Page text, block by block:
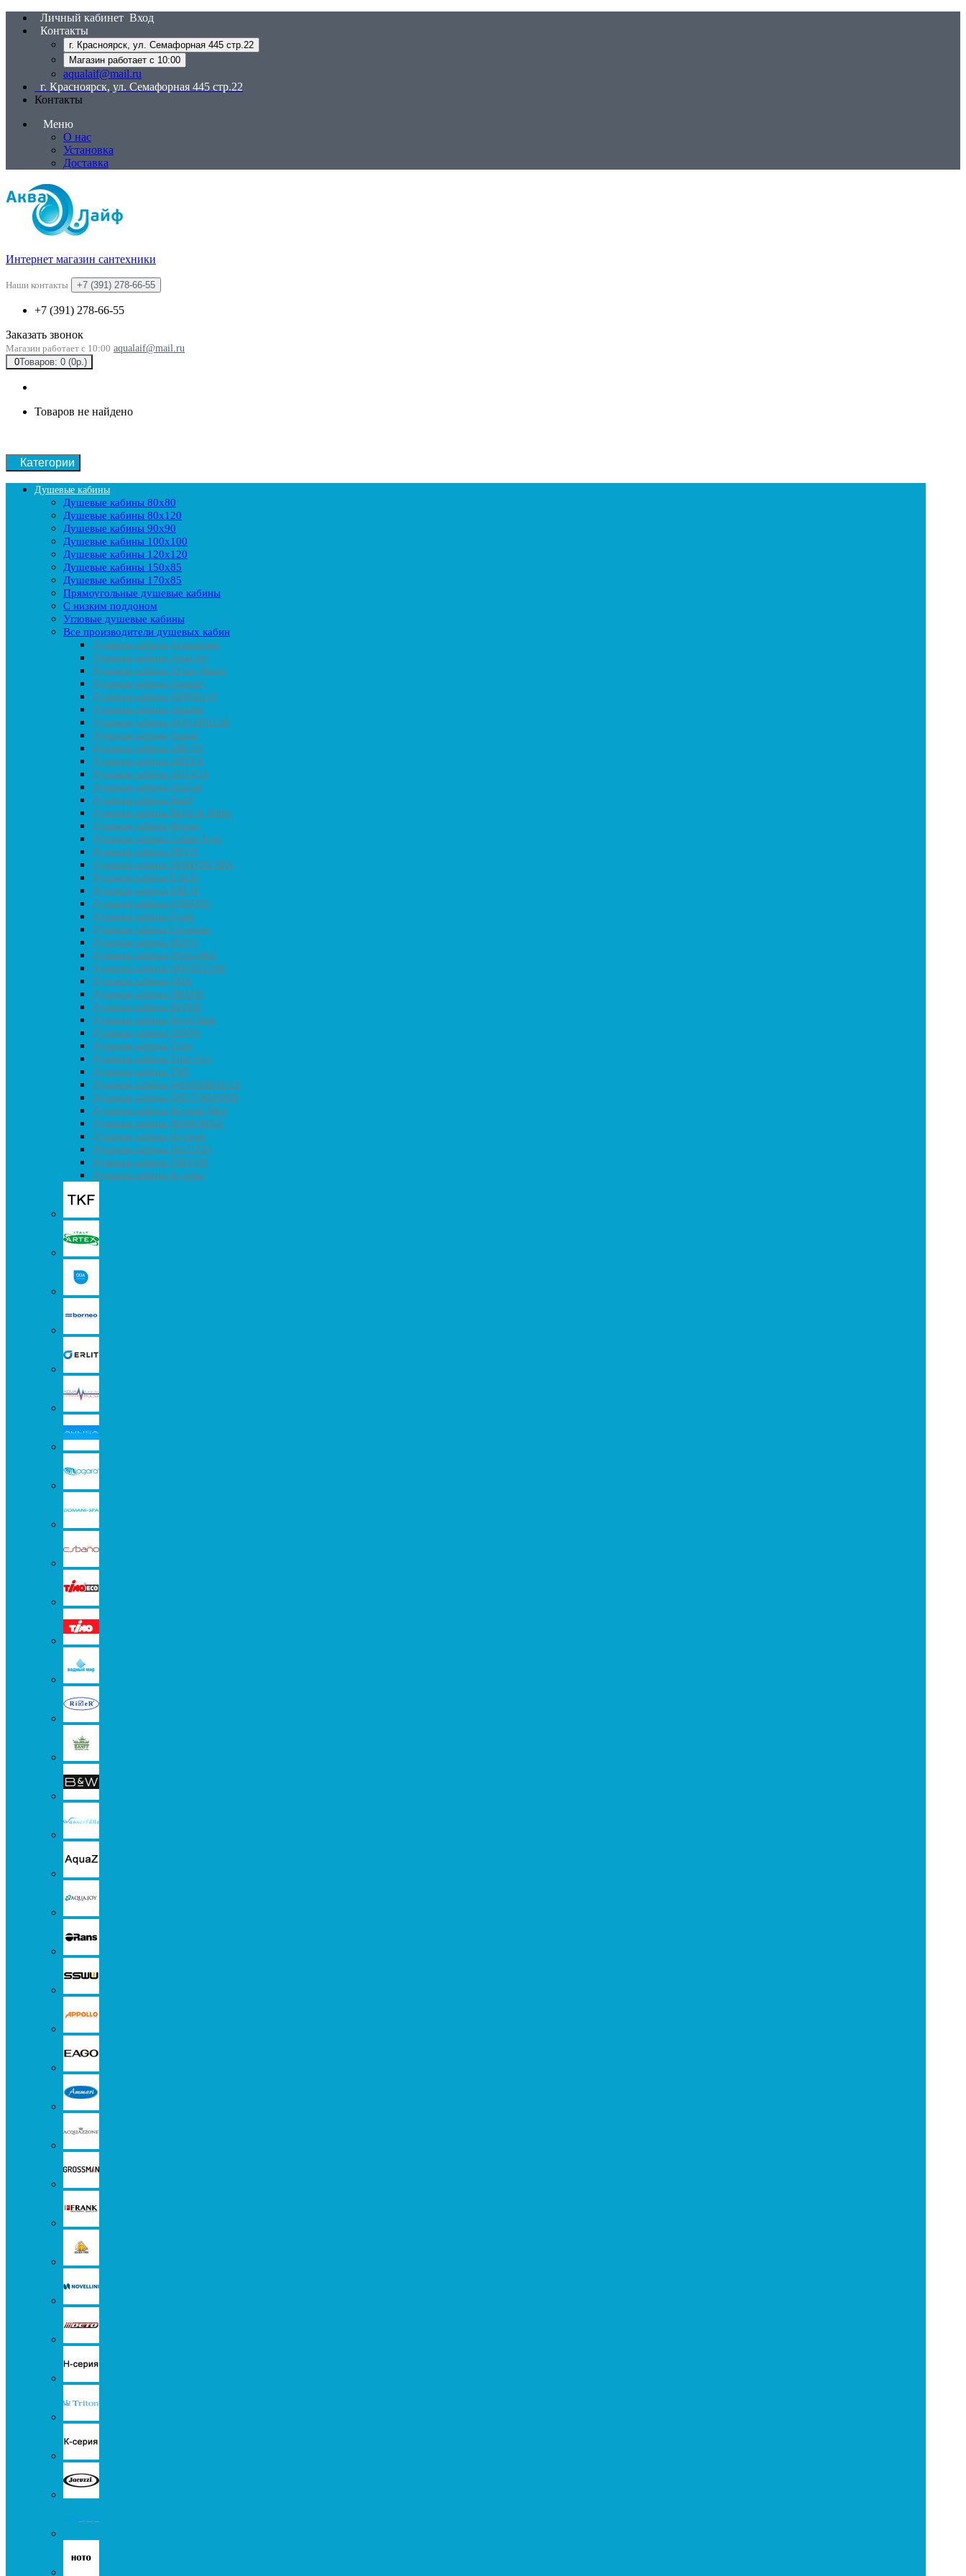
Личный кабинет Вход
Контакты
г. Красноярск, ул. Семафорная 445 стр.22
Магазин работает с 10:00
aqualaif@mail.ru
г. Красноярск, ул. Семафорная 445 стр.22
Контакты
Меню
О нас
Установка
Доставка
Интернет магазин сантехники
Наши контакты +7 (391) 278-66-55
+7 (391) 278-66-55
Заказать звонок
Магазин работает с 10:00 aqualaif@mail.ru
0Товаров: 0 (0р.)
Товаров не найдено
Категории
Душевые кабины
Душевые кабины 80x80
Душевые кабины 80x120
Душевые кабины 90х90
Душевые кабины 100x100
Душевые кабины 120x120
Душевые кабины 150x85
Душевые кабины 170x85
Прямоугольные душевые кабины
С низким поддоном
Угловые душевые кабины
Все производители душевых кабин
Душевые кабины Acguazzone
Душевые кабины Agua Joy
Душевые кабины Alvaro Banos
Душевые кабины Ammari
Душевые кабины APPOLLO
Душевые кабины Aquanet
Душевые кабины AQUAPULSE
Душевые кабины AquaZ
Душевые кабины ARCUS
Душевые кабины ARTEX
Душевые кабины AULICA
Душевые кабины AvaCan
Душевые кабины Banff
Душевые кабины Black & White
Душевые кабины Borneo
Душевые кабины Colden Frog
Душевые кабины DETO
Душевые кабины DOMANI-SPA
Душевые кабины EAGO
Душевые кабины ERLIT
Душевые кабины ESBANO
Душевые кабины Frank
Душевые кабины Grossman
Душевые кабины HOTO
Душевые кабины NIAGARA
Душевые кабины NOVELLINI
Душевые кабины ODA
Душевые кабины ORANS
Душевые кабины RIVER
Душевые кабины Royal Bath
Душевые кабины SSWW
Душевые кабины Timo
Душевые кабины Timo Eco
Душевые кабины TKF
Душевые кабины WASSERFALLE
Душевые кабины WELTWASSER
Душевые кабины Водный Мир
Душевые кабины МОНОМАХ
Душевые кабины H-серия
Душевые кабины JACUZZI
Душевые кабины TRITON
Душевые кабины К-серия